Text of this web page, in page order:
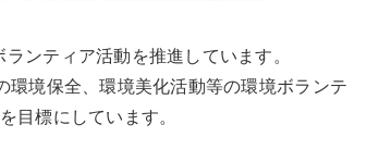
ンティア活動を推進しています。
境保全、環境美化活動等の環境ボランテ
目標にしています。